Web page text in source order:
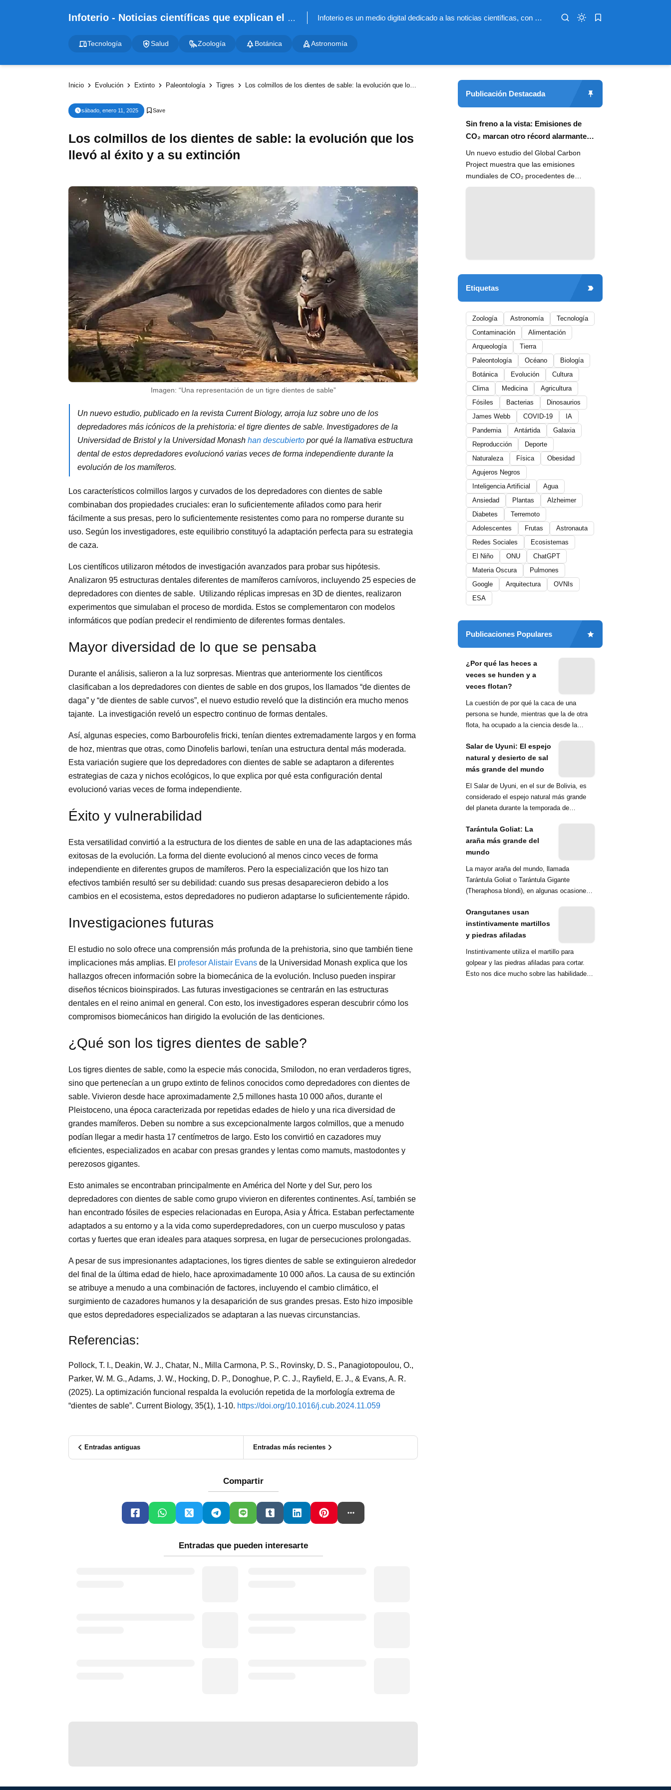
Infoterio - Noticias científicas que explican el mundo Infoterio es un medio digital dedicado a las noticias científicas, con artículos extensos y bien documentados sobre salud, medioambiente, tecnología, espacio, psicología, evolución y más. Nuestro objetivo es hacer accesible el conocimiento científico a lectores de habla hispana en todo el mundo, con información actualizada, fuentes confiables y explicaciones claras que conectan la ciencia con la vida cotidiana.
Tecnología Salud Zoología Botánica Astronomía
Inicio Evolución Extinto Paleontología Tigres Los colmillos de los dientes de sable: la evolución que los llevó al éxito y a su extinción
sábado, enero 11, 2025
Los colmillos de los dientes de sable: la evolución que los
llevó al éxito y a su extinción
Imagen: “Una representación de un tigre dientes de sable”
Un nuevo estudio, publicado en la revista Current Biology, arroja luz sobre uno de los
depredadores más icónicos de la prehistoria: el tigre dientes de sable. Investigadores de la
Universidad de Bristol y la Universidad Monash han descubierto por qué la llamativa estructura
dental de estos depredadores evolucionó varias veces de forma independiente durante la
evolución de los mamíferos.
Los característicos colmillos largos y curvados de los depredadores con dientes de sable
combinaban dos propiedades cruciales: eran lo suficientemente afilados como para herir
fácilmente a sus presas, pero lo suficientemente resistentes como para no romperse durante su
uso. Según los investigadores, este equilibrio constituyó la adaptación perfecta para su estrategia
de caza.
Los científicos utilizaron métodos de investigación avanzados para probar sus hipótesis.
Analizaron 95 estructuras dentales diferentes de mamíferos carnívoros, incluyendo 25 especies de
depredadores con dientes de sable. Utilizando réplicas impresas en 3D de dientes, realizaron
experimentos que simulaban el proceso de mordida. Estos se complementaron con modelos
informáticos que podían predecir el rendimiento de diferentes formas dentales.
Mayor diversidad de lo que se pensaba
Durante el análisis, salieron a la luz sorpresas. Mientras que anteriormente los científicos
clasificaban a los depredadores con dientes de sable en dos grupos, los llamados “de dientes de
daga” y “de dientes de sable curvos”, el nuevo estudio reveló que la distinción era mucho menos
tajante. La investigación reveló un espectro continuo de formas dentales.
Así, algunas especies, como Barbourofelis fricki, tenían dientes extremadamente largos y en forma
de hoz, mientras que otras, como Dinofelis barlowi, tenían una estructura dental más moderada.
Esta variación sugiere que los depredadores con dientes de sable se adaptaron a diferentes
estrategias de caza y nichos ecológicos, lo que explica por qué esta configuración dental
evolucionó varias veces de forma independiente.
Éxito y vulnerabilidad
Esta versatilidad convirtió a la estructura de los dientes de sable en una de las adaptaciones más
exitosas de la evolución. La forma del diente evolucionó al menos cinco veces de forma
independiente en diferentes grupos de mamíferos. Pero la especialización que los hizo tan
efectivos también resultó ser su debilidad: cuando sus presas desaparecieron debido a los
cambios en el ecosistema, estos depredadores no pudieron adaptarse lo suficientemente rápido.
Investigaciones futuras
El estudio no solo ofrece una comprensión más profunda de la prehistoria, sino que también tiene
implicaciones más amplias. El profesor Alistair Evans de la Universidad Monash explica que los
hallazgos ofrecen información sobre la biomecánica de la evolución. Incluso pueden inspirar
diseños técnicos bioinspirados. Las futuras investigaciones se centrarán en las estructuras
dentales en el reino animal en general. Con esto, los investigadores esperan descubrir cómo los
compromisos biomecánicos han dirigido la evolución de las denticiones.
¿Qué son los tigres dientes de sable?
Los tigres dientes de sable, como la especie más conocida, Smilodon, no eran verdaderos tigres,
sino que pertenecían a un grupo extinto de felinos conocidos como depredadores con dientes de
sable. Vivieron desde hace aproximadamente 2,5 millones hasta 10 000 años, durante el
Pleistoceno, una época caracterizada por repetidas edades de hielo y una rica diversidad de
grandes mamíferos. Deben su nombre a sus excepcionalmente largos colmillos, que a menudo
podían llegar a medir hasta 17 centímetros de largo. Esto los convirtió en cazadores muy
eficientes, especializados en acabar con presas grandes y lentas como mamuts, mastodontes y
perezosos gigantes.
Esto animales se encontraban principalmente en América del Norte y del Sur, pero los
depredadores con dientes de sable como grupo vivieron en diferentes continentes. Así, también se
han encontrado fósiles de especies relacionadas en Europa, Asia y África. Estaban perfectamente
adaptados a su entorno y a la vida como superdepredadores, con un cuerpo musculoso y patas
cortas y fuertes que eran ideales para ataques sorpresa, en lugar de persecuciones prolongadas.
A pesar de sus impresionantes adaptaciones, los tigres dientes de sable se extinguieron alrededor
del final de la última edad de hielo, hace aproximadamente 10 000 años. La causa de su extinción
se atribuye a menudo a una combinación de factores, incluyendo el cambio climático, el
surgimiento de cazadores humanos y la desaparición de sus grandes presas. Esto hizo imposible
que estos depredadores especializados se adaptaran a las nuevas circunstancias.
Referencias:
Pollock, T. I., Deakin, W. J., Chatar, N., Milla Carmona, P. S., Rovinsky, D. S., Panagiotopoulou, O.,
Parker, W. M. G., Adams, J. W., Hocking, D. P., Donoghue, P. C. J., Rayfield, E. J., & Evans, A. R.
(2025). La optimización funcional respalda la evolución repetida de la morfología extrema de
“dientes de sable”. Current Biology, 35(1), 1-10. https://doi.org/10.1016/j.cub.2024.11.059
Entradas antiguas Entradas más recientes
Compartir
Entradas que pueden interesarte
Publicación Destacada
Sin freno a la vista: Emisiones de
CO₂ marcan otro récord alarmante
en 2024
Un nuevo estudio del Global Carbon
Project muestra que las emisiones
mundiales de CO₂ procedentes de
combustibles fósiles han alcanzado un
Etiquetas
Zoología Astronomía
Tecnología
Contaminación
Alimentación
Arqueología
Tierra
Paleontología
Océano
Biología
Botánica
Evolución
Cultura
Clima
Medicina
Agricultura
Fósiles
Bacterias
Dinosaurios
James Webb
COVID-19
IA
Pandemia
Antártida
Galaxia
Reproducción
Deporte
Naturaleza
Física
Obesidad
Agujeros Negros
Inteligencia Artificial
Agua
Ansiedad
Plantas
Alzheimer
Diabetes
Terremoto
Adolescentes
Frutas
Astronauta
Redes Sociales
Ecosistemas
El Niño
ONU
ChatGPT
Materia Oscura
Pulmones
Google
Arquitectura
OVNIs
ESA
Publicaciones Populares
¿Por qué las heces a
veces se hunden y a
veces flotan?
La cuestión de por qué la caca de una
persona se hunde, mientras que la de otra
flota, ha ocupado a la ciencia desde la
Salar de Uyuni: El espejo
natural y desierto de sal
más grande del mundo
El Salar de Uyuni, en el sur de Bolivia, es
considerado el espejo natural más grande
del planeta durante la temporada de
Tarántula Goliat: La
araña más grande del
mundo
La mayor araña del mundo, llamada
Tarántula Goliat o Tarántula Gigante
(Theraphosa blondi), en algunas ocasiones
Orangutanes usan
instintivamente martillos
y piedras afiladas
Instintivamente utiliza el martillo para
golpear y las piedras afiladas para cortar.
Esto nos dice mucho sobre las habilidades